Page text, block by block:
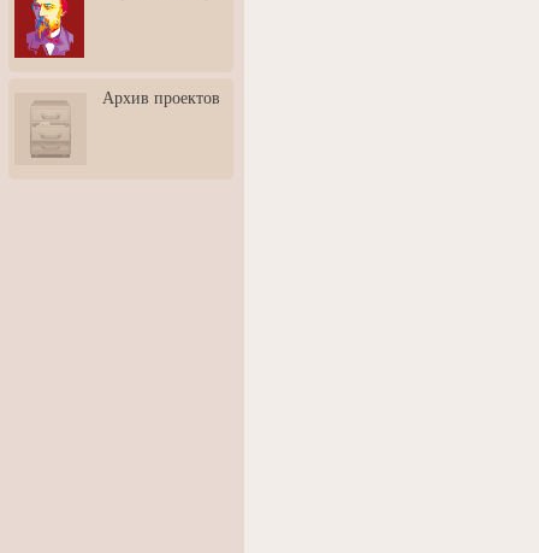
3: Обусловленности
человека и их влияние на
карьеру
скульптором Дмитрием
Тугариновым
АртБульвар в День города
Архив проектов